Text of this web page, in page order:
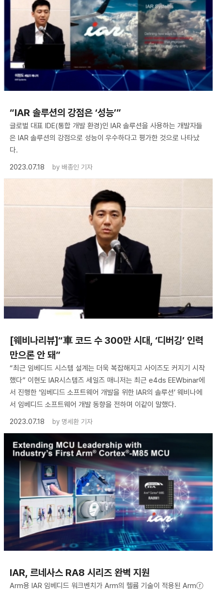
“IAR 솔루션의 강점은 ‘성능’”
글로벌 대표 IDE(통합 개발 환경)인 IAR 솔루션을 사용하는 개발자들
은 IAR 솔루션의 강점으로 성능이 우수하다고 평가한 것으로 나타났
다.
2023.07.18
by 배종인 기자
[웨비나리뷰]“車 코드 수 300만 시대, ‘디버깅’ 인력
만으론 안 돼”
“최근 임베디드 시스템 설계는 더욱 복잡해지고 사이즈도 커지기 시작
했다” 이현도 IAR시스템즈 세일즈 매니저는 최근 e4ds EEWbinar에
서 진행한 ‘임베디드 소프트웨어 개발을 위한 IAR의 솔루션’ 웨비나에
서 임베디드 소프트웨어 개발 동향을 전하며 이같이 말했다.
2023.07.18
by 명세환 기자
IAR, 르네사스 RA8 시리즈 완벽 지원
Arm용 IAR 임베디드 워크벤치가 Arm의 헬륨 기술이 적용된 Armⓡ